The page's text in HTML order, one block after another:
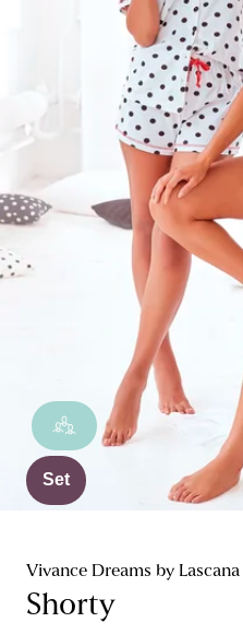
Set
Vivance Dreams by Lascana
Shorty